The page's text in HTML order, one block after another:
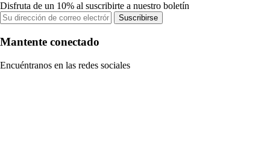
Disfruta de un 10% al suscribirte a nuestro boletín
Suscribirse
Mantente conectado
Encuéntranos en las redes sociales